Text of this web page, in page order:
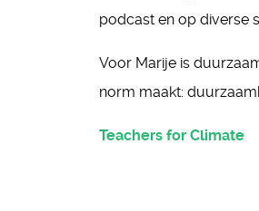
podcast en op diverse
Voor Marije is
norm maakt:
Teachers for Climate